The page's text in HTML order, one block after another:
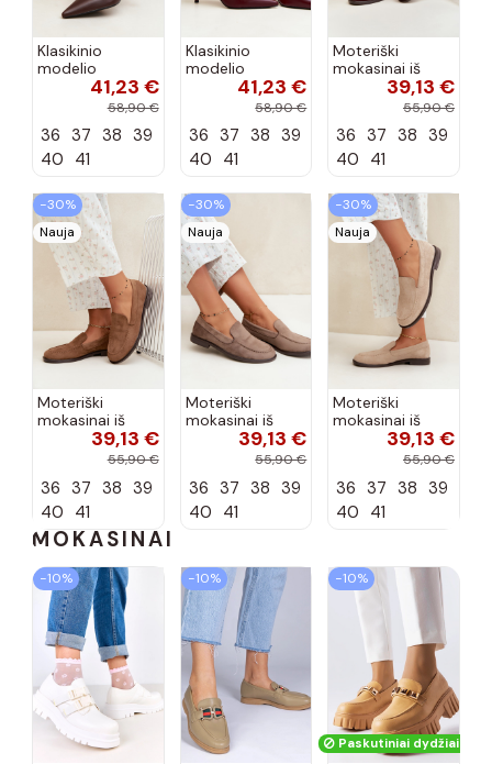
Klasikinio
modelio
aukštakulniai
šokolado
spalvos Nesha
41,23 €
58,90 €
36 37 38 39
40 41
Klasikinio
modelio
aukštakulniai
bordo spalvos
Nesha
41,23 €
58,90 €
36 37 38 39
40 41
Moteriški
mokasinai iš
dirbtinės
zomšos, bordo
39,13 €
55,90 €
36 37 38 39
40 41
−30%
Nauja
Moteriški
mokasinai iš
dirbtinės
zomšos, rudos
39,13 €
55,90 €
36 37 38 39
40 41
−30%
Nauja
Moteriški
mokasinai iš
dirbtinės
zomšos, molio
39,13 €
55,90 €
36 37 38 39
40 41
−30%
Nauja
Moteriški
mokasinai iš
dirbtinės
zomšos, smėlio
39,13 €
55,90 €
36 37 38 39
40 41
MOKASINAI
−10% −10% −10%
Paskutiniai dydžiai!